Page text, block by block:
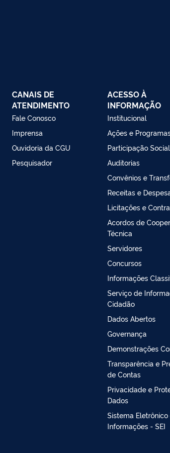
CANAIS DE
ATENDIMENTO
Fale Conosco
Imprensa
Ouvidoria da CGU
Pesquisador
ACESSO À
INFORMAÇÃO
Institucional
Ações e
Participação Social
Auditorias
Convênios e
Receitas e
Licitações e
Acordos de
Técnica
Servidores
Concursos
Informações
Serviço de
Cidadão
Dados Abertos
Governança
Demonstrações
Transparência e
de Contas
Privacidade e
Dados
Sistema Eletrônico
Informações - SEI